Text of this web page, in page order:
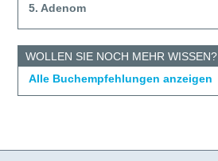
5. Adenom
WOLLEN SIE NOCH MEHR WISSEN?
Alle Buchempfehlungen anzeigen